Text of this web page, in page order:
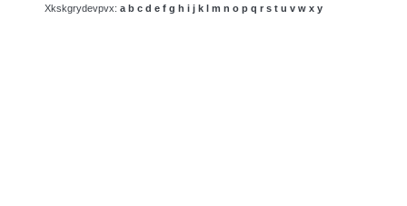
Xkskgrydevpvx: a b c d e f g h i j k l m n o p q r s t u v w x y